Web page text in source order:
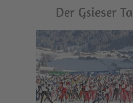
Der Gsieser